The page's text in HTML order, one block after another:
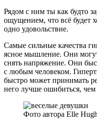
Рядом с ним ты как будто
ощущением, что всё будет
одно удовольствие.
Самые сильные качества
ясное мышление. Они
снять напряжение. Они
с любым человеком.
быстро может принимать
него лучше ошибиться, чем
Фото автора Elle